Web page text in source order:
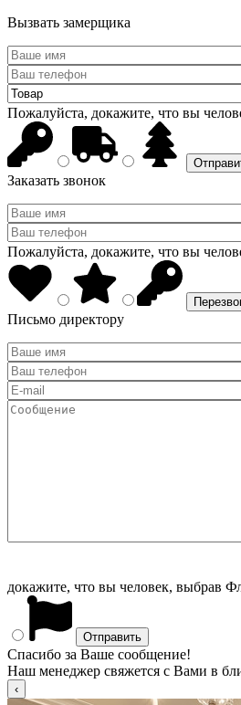
Вызвать замерщика
Пожалуйста, докажите, что вы
Заказать звонок
Пожалуйста, докажите, что вы
Письмо директору
докажите, что вы человек, выбрав
Спасибо за Ваше сообщение!
Наш менеджер свяжется с Вами в